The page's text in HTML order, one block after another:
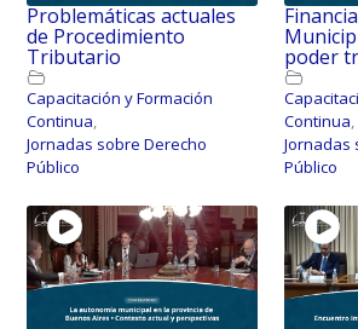
Problemáticas actuales
de Procedimiento
Tributario
Capacitación y Formación
Continua,
Jornadas sobre Derecho
Público
poder
Continua,
Jornadas
Público